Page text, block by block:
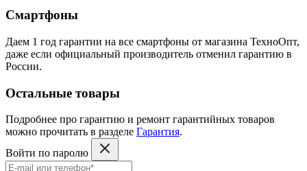
Смартфоны
Даем 1 год гарантии на все смартфоны от магазина ТехноОпт,
даже если официальный производитель отменил гарантию в
России.
Остальные товары
Подробнее про гарантию и ремонт гарантийных товаров
можно прочитать в разделе Гарантия.
Войти по паролю